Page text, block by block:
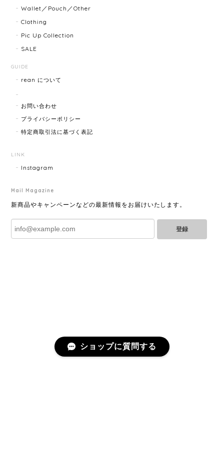
はぜんぜんわからずとても綺麗で素敵な時計でとても
気にいりました。 いつも迅速な発送と綺麗な商品ばか
りなので安心して購入できます。ありがとうございま
2025/06/28
とても綺麗なお品でした✨ ありがとうございました！
Wallet／Pouch／Other
Clothing
Pic Up Collection
SALE
GUIDE
rean について
お問い合わせ
プライバシーポリシー
特定商取引法に基づく表記
LINK
Instagram
Mail Magazine
新商品やキャンペーンなどの最新情報をお届けいたします。
登録
ショップに質問する